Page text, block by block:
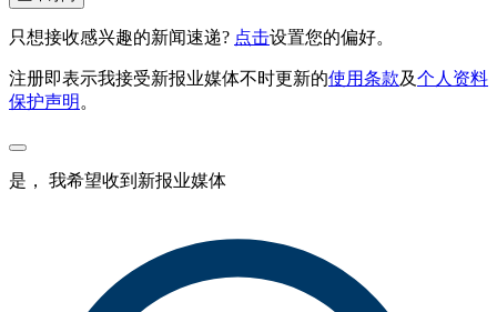
只想接收感兴趣的新闻速递? 点击设置您的偏好。
注册即表示我接受新报业媒体不时更新的使用条款及个人资料
保护声明 。
是， 我希望收到新报业媒体